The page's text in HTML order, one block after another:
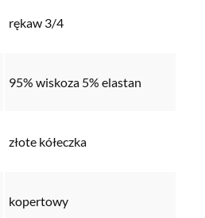
rękaw 3/4
95% wiskoza 5% elastan
złote kółeczka
kopertowy